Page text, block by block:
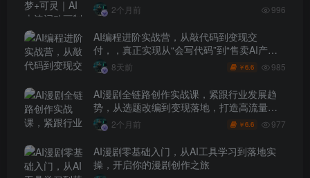
2个月前 996
AI编程进阶实战营，从敲代码到变现交
付，，真正实现从“会写代码”到“售卖AI产品
盈利”的跨越
8天前 ￥6.6 985
AI漫剧全链路创作实战课，紧跟行业发展趋
势，从选题改编到变现落地，打造高流量优
质作品2个月前 ￥6.6 977
AI漫剧零基础入门，从AI工具学习到落地实
操，开启你的漫剧创作之旅